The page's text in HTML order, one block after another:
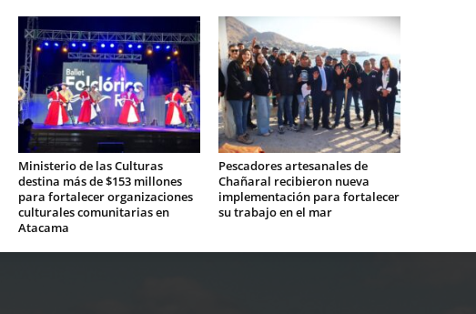
Ministerio de las Culturas
destina más de $153 millones
para fortalecer organizaciones
culturales comunitarias en
Atacama
Pescadores artesanales de
Chañaral recibieron nueva
implementación para fortalecer
su trabajo en el mar